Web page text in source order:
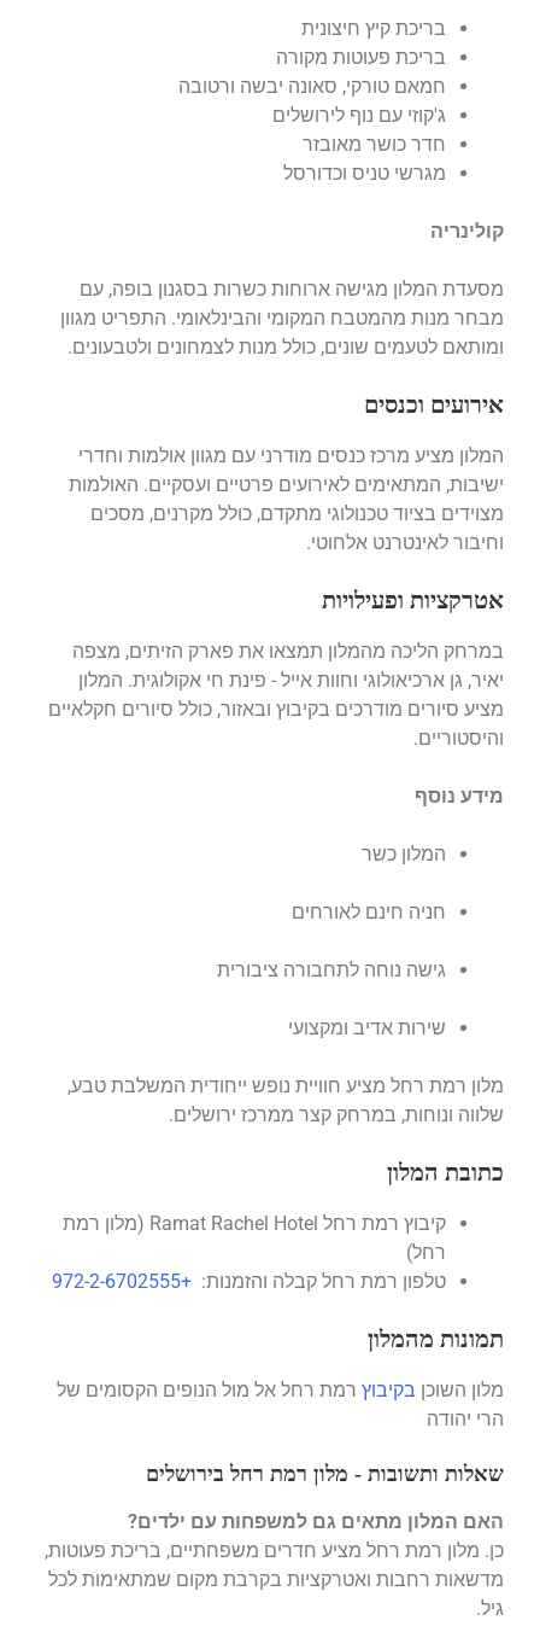
בריכת קיץ חיצונית
בריכת פעוטות מקורה
חמאם טורקי, סאונה יבשה ורטובה
ג'קוזי עם נוף לירושלים
חדר כושר מאובזר
מגרשי טניס וכדורסל
קולינריה
מסעדת המלון מגישה ארוחות כשרות בסגנון בופה, עם
מבחר מנות מהמטבח המקומי והבינלאומי. התפריט מגוון
ומותאם לטעמים שונים, כולל מנות לצמחונים ולטבעונים.
אירועים וכנסים
המלון מציע מרכז כנסים מודרני עם מגוון אולמות וחדרי
ישיבות, המתאימים לאירועים פרטיים ועסקיים. האולמות
מצוידים בציוד טכנולוגי מתקדם, כולל מקרנים, מסכים
וחיבור לאינטרנט אלחוטי.
אטרקציות ופעילויות
במרחק הליכה מהמלון תמצאו את פארק הזיתים, מצפה
יאיר, גן ארכיאולוגי וחוות אייל - פינת חי אקולוגית. המלון
מציע סיורים מודרכים בקיבוץ ובאזור, כולל סיורים חקלאיים
והיסטוריים.
מידע נוסף
המלון כשר
חניה חינם לאורחים
גישה נוחה לתחבורה ציבורית
שירות אדיב ומקצועי
מלון רמת רחל מציע חוויית נופש ייחודית המשלבת טבע,
שלווה ונוחות, במרחק קצר ממרכז ירושלים.
כתובת המלון
קיבוץ רמת רחל Ramat Rachel Hotel (מלון רמת
רחל)
טלפון רמת רחל קבלה והזמנות: +972-2-6702555
תמונות מהמלון
מלון השוכן בקיבוץ רמת רחל אל מול הנופים הקסומים של
הרי יהודה
שאלות ותשובות - מלון רמת רחל בירושלים
האם המלון מתאים גם למשפחות עם ילדים?
כן. מלון רמת רחל מציע חדרים משפחתיים, בריכת פעוטות,
מדשאות רחבות ואטרקציות בקרבת מקום שמתאימות לכל
גיל.